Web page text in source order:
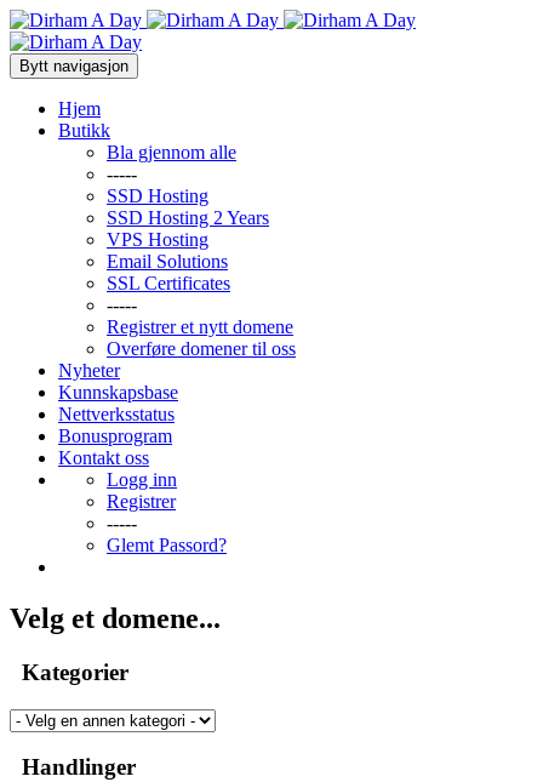
Bytt navigasjon
Hjem
Butikk
Bla gjennom alle
-----
SSD Hosting
SSD Hosting 2 Years
VPS Hosting
Email Solutions
SSL Certificates
-----
Registrer et nytt domene
Overføre domener til oss
Nyheter
Kunnskapsbase
Nettverksstatus
Bonusprogram
Kontakt oss
Logg inn
Registrer
-----
Glemt Passord?
Velg et domene...
Kategorier
Handlinger